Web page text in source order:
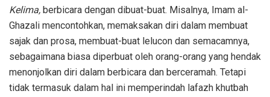
Kelima, berbicara dengan dibuat-buat. Misalnya, Imam al-
Ghazali mencontohkan, memaksakan diri dalam membuat
sajak dan prosa, membuat-buat lelucon dan semacamnya,
sebagaimana biasa diperbuat oleh orang-orang yang hendak
menonjolkan diri dalam berbicara dan berceramah. Tetapi
tidak termasuk dalam hal ini memperindah lafazh khutbah